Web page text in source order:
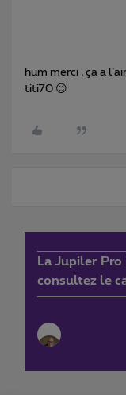
hum merci , ça a
titi70 😉
La Jupiler
consultez le